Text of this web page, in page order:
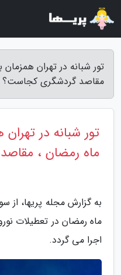
تور شبانه در تهران همزمان
مقاصد گردشگری کجاست؟
تور شبانه در تهران
ماه رمضان ،
به گزارش مجله پریها، از
اجرا می گردد.